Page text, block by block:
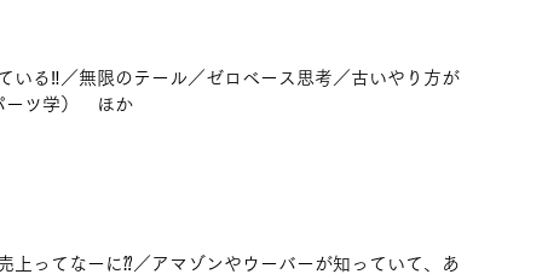
いる‼／無限のテール／ゼロベース思考／古いやり方が
ーツ学）　ほか
上ってなーに⁇／アマゾンやウーバーが知っていて、あ